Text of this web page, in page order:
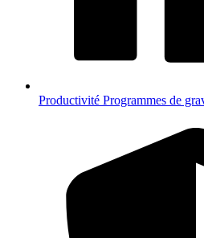
Productivité Programmes de